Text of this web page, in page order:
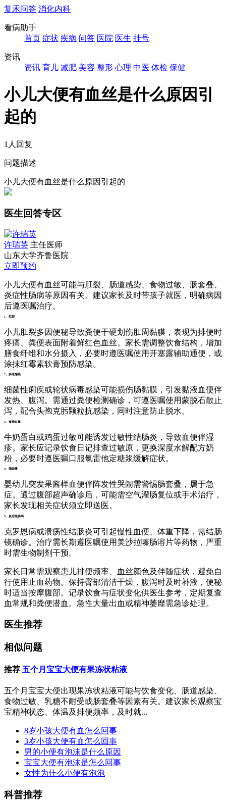
复禾问答 消化内科
看病助手
首页 症状 疾病 问答 医院 医生 挂号
资讯
资讯 育儿 减肥 美容 整形 心理 中医 体检 保健
小儿大便有血丝是什么原因引
起的
1人回复
问题描述
小儿大便有血丝是什么原因引起的
医生回答专区
许瑞英 主任医师
山东大学齐鲁医院
立即预约
小儿大便有血丝可能与肛裂、肠道感染、食物过敏、肠套叠、
炎症性肠病等原因有关。建议家长及时带孩子就医，明确病因
后遵医嘱治疗。
1、肛裂
小儿肛裂多因便秘导致粪便干硬划伤肛周黏膜，表现为排便时
疼痛、粪便表面附着鲜红色血丝。家长需调整饮食结构，增加
膳食纤维和水分摄入，必要时遵医嘱使用开塞露辅助通便，或
涂抹红霉素软膏预防感染。
2、肠道感染
细菌性痢疾或轮状病毒感染可能损伤肠黏膜，引发黏液血便伴
发热、腹泻。需通过粪便检测确诊，可遵医嘱使用蒙脱石散止
泻，配合头孢克肟颗粒抗感染，同时注意防止脱水。
3、食物过敏
牛奶蛋白或鸡蛋过敏可能诱发过敏性结肠炎，导致血便伴湿
疹。家长应记录饮食日记排查过敏原，更换深度水解配方奶
粉，必要时遵医嘱口服氯雷他定糖浆缓解症状。
4、肠套叠
婴幼儿突发果酱样血便伴阵发性哭闹需警惕肠套叠，属于急
症。通过腹部超声确诊后，可能需空气灌肠复位或手术治疗，
家长发现相关症状须立即送医。
5、炎症性肠病
克罗恩病或溃疡性结肠炎可引起慢性血便、体重下降，需结肠
镜确诊。治疗需长期遵医嘱使用美沙拉嗪肠溶片等药物，严重
时需生物制剂干预。
家长日常需观察患儿排便频率、血丝颜色及伴随症状，避免自
行使用止血药物。保持臀部清洁干燥，腹泻时及时补液，便秘
时适当按摩腹部。记录饮食与症状变化供医生参考，定期复查
血常规和粪便潜血。急性大量出血或精神萎靡需急诊处理。
医生推荐
相似问题
推荐 五个月宝宝大便有果冻状粘液
五个月宝宝大便出现果冻状粘液可能与饮食变化、肠道感染、
食物过敏、乳糖不耐受或肠套叠等因素有关。建议家长观察宝
宝精神状态、体温及排便频率，及时就...
8岁小孩大便有血怎么回事
3岁小孩大便有血怎么回事
男的小便有泡沫是什么原因
宝宝大便有泡沫是怎么回事
女性为什么小便有泡泡
科普推荐